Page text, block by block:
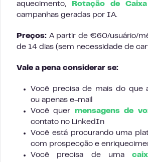
aquecimento,
Rotação de
campanhas geradas por IA.
Preços: A partir de €60/usuário/
de 14 dias (sem necessidade de
Vale a pena considerar se:
Você precisa de mais do que
ou apenas e-mail
Você quer mensagens de
contato no LinkedIn
Você está procurando uma
com prospecção e
Você precisa de uma